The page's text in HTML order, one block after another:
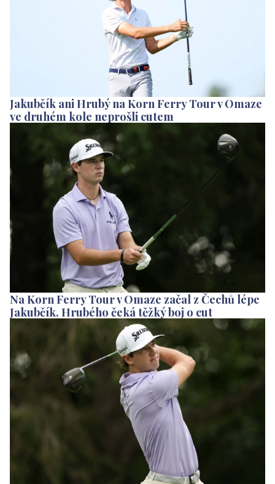
Jakubčík ani Hrubý na Korn Ferry Tour v Omaze
ve druhém kole neprošli cutem
Na Korn Ferry Tour v Omaze začal z Čechů lépe
Jakubčík. Hrubého čeká těžký boj o cut